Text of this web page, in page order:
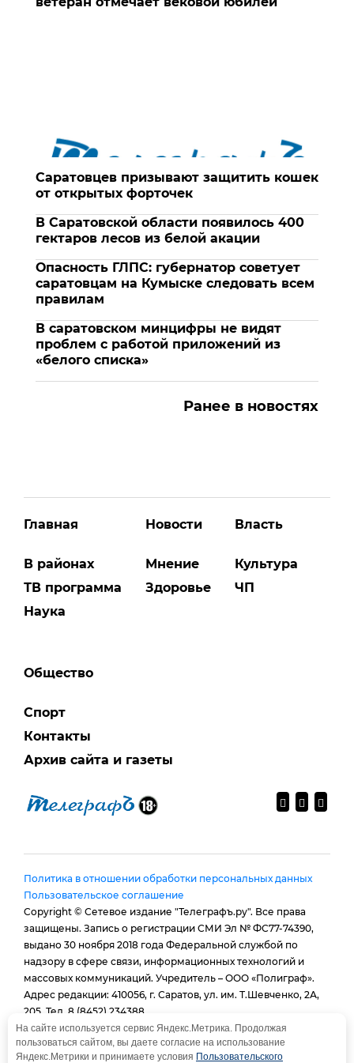
Саратовцев призывают защитить кошек
от открытых форточек
В Саратовской области появилось 400
гектаров лесов из белой акации
Опасность ГЛПС: губернатор советует
саратовцам на Кумыске следовать всем
правилам
В саратовском минцифры не видят
проблем с работой приложений из
«белого списка»
Ранее в новостях
Главная
В районах
ТВ программа
Наука
Новости
Мнение
Здоровье
Власть
Культура
ЧП
Общество
Спорт
Контакты
Архив сайта и газеты
Политика в отношении обработки персональных данных
Пользовательское соглашение
Copyright © Сетевое издание "Телеграфъ.ру". Все права
защищены. Запись о регистрации СМИ Эл № ФС77-74390,
выдано 30 ноября 2018 года Федеральной службой по
надзору в сфере связи, информационных технологий и
массовых коммуникаций. Учредитель – ООО «Полиграф».
Адрес редакции: 410056, г. Саратов, ул. им. Т.Шевченко, 2А,
205. Тел. 8 (8452) 234388.
E-mail: provtelegraf@gmail.com
И.о. главного редактора: Голубева Е. В.
На сайте используется сервис Яндекс.Метрика. Продолжая
пользоваться сайтом, вы даете согласие на использование
Яндекс.Метрики и принимаете условия Пользовательского